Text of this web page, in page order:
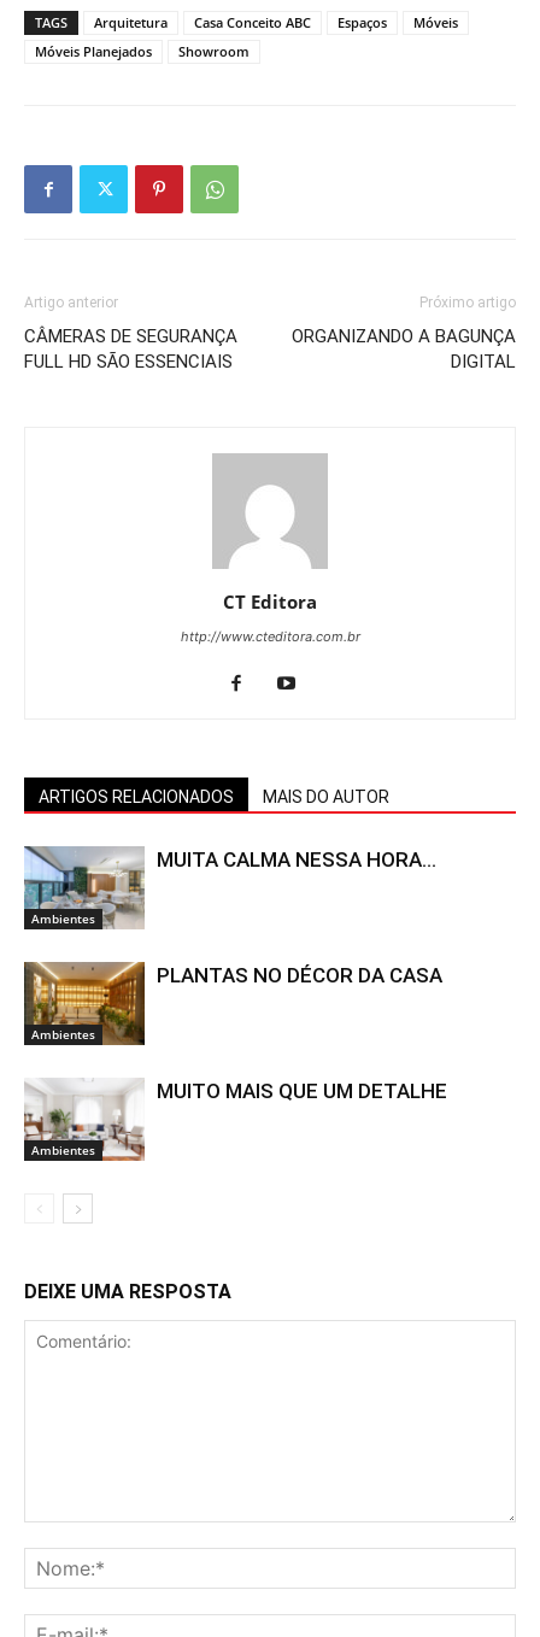
TAGS Arquitetura Casa Conceito ABC Espaços
Móveis
Móveis Planejados
Showroom
Artigo anterior
CÂMERAS DE SEGURANÇA
FULL HD SÃO ESSENCIAIS
Próximo artigo
ORGANIZANDO A BAGUNÇA
DIGITAL
CT Editora
http://www.cteditora.com.br
ARTIGOS RELACIONADOS MAIS DO AUTOR
Ambientes
MUITA CALMA NESSA HORA…
Ambientes
PLANTAS NO DÉCOR DA CASA
Ambientes
MUITO MAIS QUE UM DETALHE
DEIXE UMA RESPOSTA